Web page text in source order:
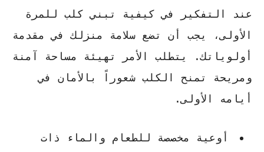
عند التفكير في كيفية تبني كلب للمرة
الأولى، يجب أن تضع سلامة منزلك في مقدمة
أولوياتك. يتطلب الأمر تهيئة مساحة آمنة
ومريحة تمنح الكلب شعوراً بالأمان في
أيامه الأولى.
أوعية مخصصة للطعام والماء ذات